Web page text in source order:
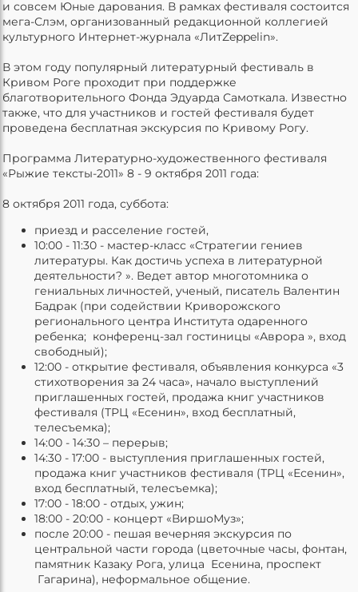
и совсем Юные дарования. В рамках фестиваля состоится
мега-Слэм, организованный редакционной коллегией
культурного Интернет-журнала «ЛитZeppelin».
В этом году популярный литературный фестиваль в
Кривом Роге проходит при поддержке
благотворительного Фонда Эдуарда Самоткала. Известно
также, что для участников и гостей фестиваля будет
проведена бесплатная экскурсия по Кривому Рогу.
Программа Литературно-художественного фестиваля
«Рыжие тексты-2011» 8 - 9 октября 2011 года:
8 октября 2011 года, суббота:
приезд и расселение гостей,
10:00 - 11:30 - мастер-класс «Стратегии гениев
литературы. Как достичь успеха в литературной
деятельности? ». Ведет автор многотомника о
гениальных личностей, ученый, писатель Валентин
Бадрак (при содействии Криворожского
регионального центра Института одаренного
ребенка; конференц-зал гостиницы «Аврора », вход
свободный);
12:00 - открытие фестиваля, объявления конкурса «3
стихотворения за 24 часа», начало выступлений
приглашенных гостей, продажа книг участников
фестиваля (ТРЦ «Есенин», вход бесплатный,
телесъемка);
14:00 - 14:30 – перерыв;
14:30 - 17:00 - выступления приглашенных гостей,
продажа книг участников фестиваля (ТРЦ «Есенин»,
вход бесплатный, телесъемка);
17:00 - 18:00 - отдых, ужин;
18:00 - 20:00 - концерт «ВиршоМуз»;
после 20:00 - пешая вечерняя экскурсия по
центральной части города (цветочные часы, фонтан,
памятник Казаку Рога, улица Есенина, проспект
Гагарина), неформальное общение.